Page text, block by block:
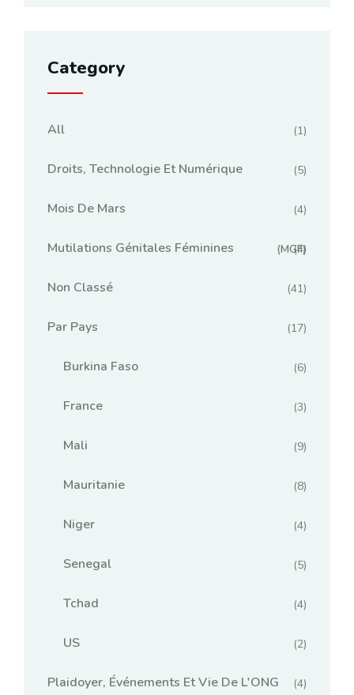
Category
All (1)
Droits, Technologie Et Numérique (5)
Mois De Mars (4)
Mutilations Génitales Féminines (MGF)
(4)
Non Classé (41)
Par Pays (17)
Burkina Faso (6)
France (3)
Mali (9)
Mauritanie (8)
Niger (4)
Senegal (5)
Tchad (4)
US (2)
Plaidoyer, Événements Et Vie De L'ONG (4)